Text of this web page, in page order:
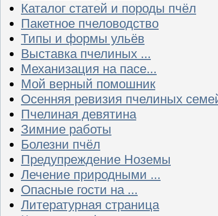
Каталог статей и породы пчёл
Пакетное пчеловодство
Типы и формы ульёв
Выставка пчелиных ...
Механизация на пасе...
Мой верный помошник
Осенняя ревизия пчелиных
Пчелиная девятина
Зимние работы
Болезни пчёл
Предупреждение Ноземы
Лечение природными ...
Опасные гости на ...
Литературная страница